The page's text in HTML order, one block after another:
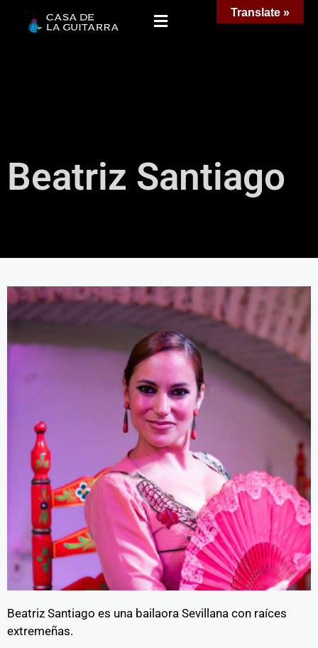
Beatriz Santiago
Beatriz Santiago es una bailaora Sevillana con raíces
extremeñas.
Translate »